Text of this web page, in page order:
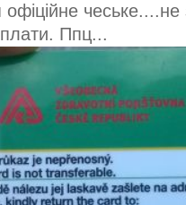
Ппц...